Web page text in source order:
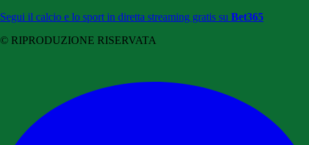
Segui il calcio e lo sport in diretta streaming gratis su Bet365
© RIPRODUZIONE RISERVATA